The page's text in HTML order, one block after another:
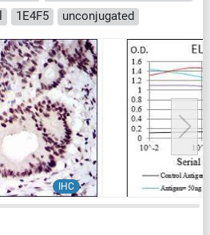
1E4F5 unconjugated
IHC